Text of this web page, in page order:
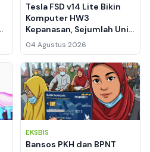
Tesla FSD v14 Lite Bikin
Komputer HW3
Kepanasan, Sejumlah Unit
Dilaporkan Mati Total
04 Agustus 2026
EKSBIS
Bansos PKH dan BPNT